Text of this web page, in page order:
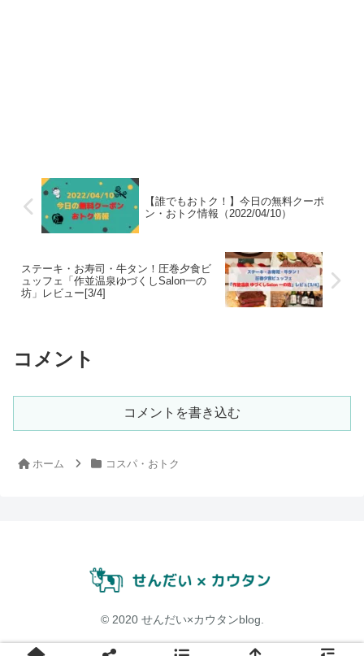
【誰でもおトク！】今日の無料クーポ
ン・おトク情報（2022/04/10）
ステーキ・お寿司・牛タン！圧巻夕食ビ
ュッフェ「作並温泉ゆづくしSalon一の
坊」レビュー[3/4]
コメント
コメントを書き込む
ホーム コスパ・おトク
© 2020 せんだい×カウタンblog.